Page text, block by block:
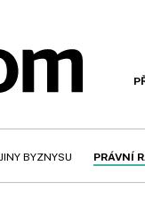
BYZNYSU PRÁVNÍ